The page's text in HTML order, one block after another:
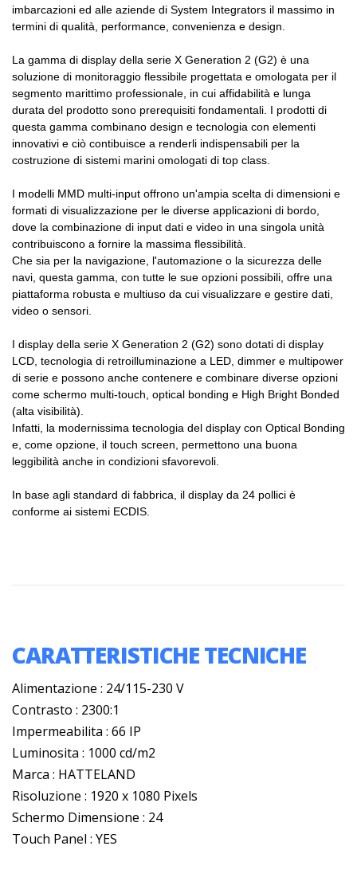
imbarcazioni ed alle aziende di System Integrators il massimo in
termini di qualità, performance, convenienza e design.
La gamma di display della serie X Generation 2 (G2) è una
soluzione di monitoraggio flessibile progettata e omologata per il
segmento marittimo professionale, in cui affidabilità e lunga
durata del prodotto sono prerequisiti fondamentali. I prodotti di
questa gamma combinano design e tecnologia con elementi
innovativi e ciò contibuisce a renderli indispensabili per la
costruzione di sistemi marini omologati di top class.
I modelli MMD multi-input offrono un'ampia scelta di dimensioni e
formati di visualizzazione per le diverse applicazioni di bordo,
dove la combinazione di input dati e video in una singola unità
contribuiscono a fornire la massima flessibilità.
Che sia per la navigazione, l'automazione o la sicurezza delle
navi, questa gamma, con tutte le sue opzioni possibili, offre una
piattaforma robusta e multiuso da cui visualizzare e gestire dati,
video o sensori.
I display della serie X Generation 2 (G2) sono dotati di display
LCD, tecnologia di retroilluminazione a LED, dimmer e multipower
di serie e possono anche contenere e combinare diverse opzioni
come schermo multi-touch, optical bonding e High Bright Bonded
(alta visibilità).
Infatti, la modernissima tecnologia del display con Optical Bonding
e, come opzione, il touch screen, permettono una buona
leggibilità anche in condizioni sfavorevoli.
In base agli standard di fabbrica, il display da 24 pollici è
conforme ai sistemi ECDIS.
CARATTERISTICHE TECNICHE
Alimentazione : 24/115-230 V
Contrasto : 2300:1
Impermeabilita : 66 IP
Luminosita : 1000 cd/m2
Marca : HATTELAND
Risoluzione : 1920 x 1080 Pixels
Schermo Dimensione : 24
Touch Panel : YES